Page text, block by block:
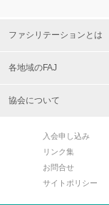
ファシリテーションとは
各地域のFAJ
協会について
入会申し込み
リンク集
お問合せ
サイトポリシー